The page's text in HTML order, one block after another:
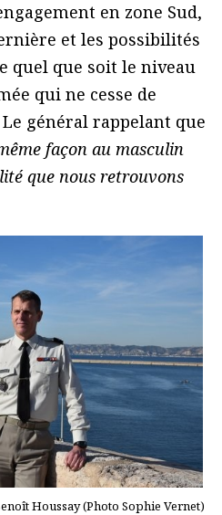
en zone Sud,
et les possibilités
quel que soit le niveau
qui ne cesse de
général rappelant que
façon au masculin
que nous retrouvons
Houssay (Photo Sophie Vernet)